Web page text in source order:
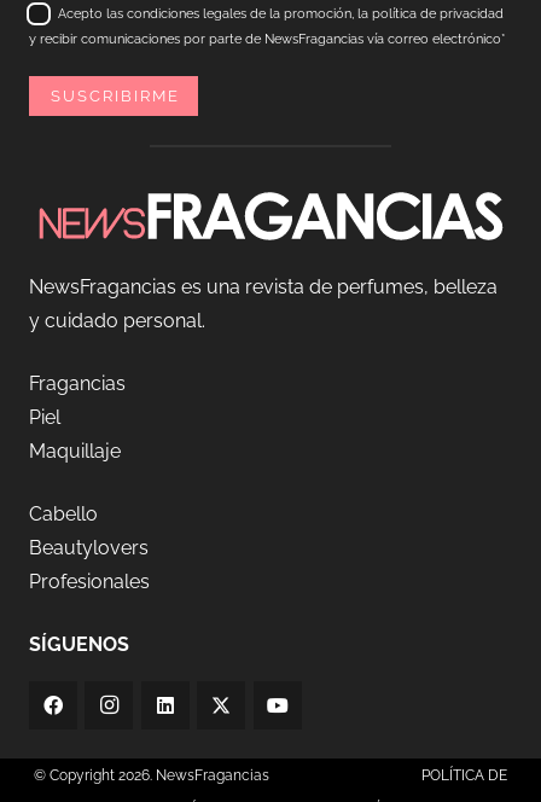
Acepto las condiciones legales de la promoción, la política de privacidad
y recibir comunicaciones por parte de NewsFragancias vía correo electrónico*
NewsFragancias es una revista de perfumes, belleza
y cuidado personal.
Fragancias
Piel
Maquillaje
Cabello
Beautylovers
Profesionales
SÍGUENOS
© Copyright 2026. NewsFragancias
POLÍTICA DE